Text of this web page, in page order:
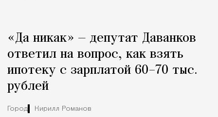
«Да никак» — депутат Даванков
ответил на вопрос, как взять
ипотеку с зарплатой 60–70 тыс.
рублей
Город Кирилл Романов